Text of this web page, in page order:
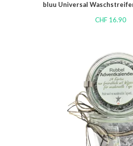
bluu Universal
CHF16.90